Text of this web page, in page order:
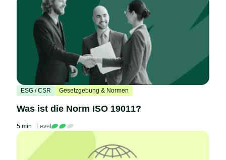
ESG / CSR Gesetzgebung & Normen
Was ist die Norm ISO 19011?
5 min Level